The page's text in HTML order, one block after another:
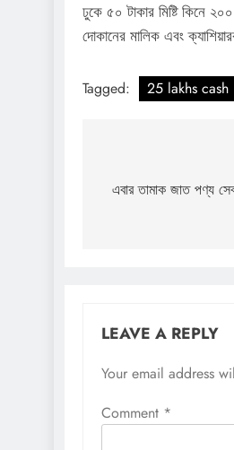
ঢুকে ৫০ টাকার মিষ্টি কিনে
দোকানের মালিক এবং
Tagged: 25 lakhs
navigation
এবার তামাক জাত পণ্য
LEAVE A REPLY
Your email address
Comment *